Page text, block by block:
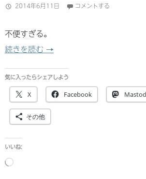
2014年6月11日 コメントする
不便すぎる。
続きを読む Chromeのストア外
→
気に入ったらシェアしよう
X Facebook
その他
いいね:
読